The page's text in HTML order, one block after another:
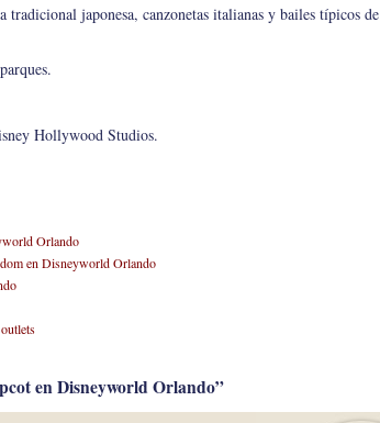
japonesa, canzonetas italianas y bailes típicos de
Hollywood Studios.
Orlando
en Disneyworld Orlando
en Disneyworld Orlando”